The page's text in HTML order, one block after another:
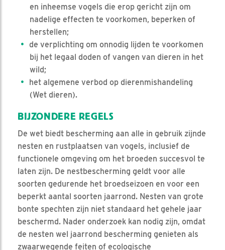
en inheemse vogels die erop gericht zijn om
nadelige effecten te voorkomen, beperken of
herstellen;
de verplichting om onnodig lijden te voorkomen
bij het legaal doden of vangen van dieren in het
wild;
het algemene verbod op dierenmishandeling
(Wet dieren).
BIJZONDERE REGELS
De wet biedt bescherming aan alle in gebruik zijnde
nesten en rustplaatsen van vogels, inclusief de
functionele omgeving om het broeden succesvol te
laten zijn. De nestbescherming geldt voor alle
soorten gedurende het broedseizoen en voor een
beperkt aantal soorten jaarrond. Nesten van grote
bonte spechten zijn niet standaard het gehele jaar
beschermd. Nader onderzoek kan nodig zijn, omdat
de nesten wel jaarrond bescherming genieten als
zwaarwegende feiten of ecologische